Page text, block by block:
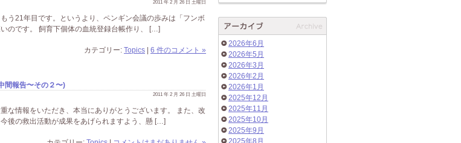
2011 年 2 月 26 日 土曜日
う21年目です。というより、ペンギン会議の歩みは「フンボ
のです。 飼育下個体の血統登録台帳作り、 […]
カテゴリー: Topics 6 件のコメント »
間報告〜その２〜)
2011 年 2 月 26 日 土曜日
な情報をいただき、本当にありがとうございます。 また、改
後の救出活動が成果をあげられますよう、懸 […]
2026年6月
2026年5月
2026年3月
2026年2月
2026年1月
2025年12月
2025年11月
2025年10月
2025年9月
2025年8月